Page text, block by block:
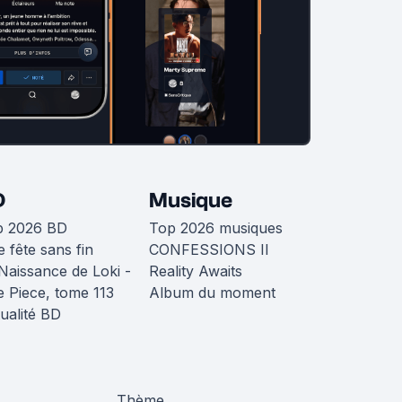
2026 BD
fête sans fin
de Loki -
Piece, tome 113
BD
Musique
Top 2026 musiques
CONFESSIONS II
Reality Awaits
Album du moment